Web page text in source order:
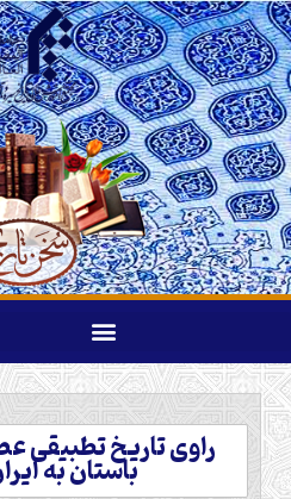
راوی تاریخ تطبیقی
باستان به